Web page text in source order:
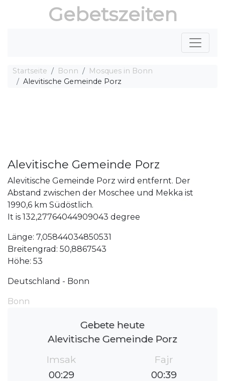
Gebetszeiten
Startseite Bonn
Mosques in Bonn
Alevitische Gemeinde Porz
Alevitische Gemeinde Porz
Alevitische Gemeinde Porz wird entfernt. Der
Abstand zwischen der Moschee und Mekka ist
1990,6 km Südöstlich.
It is 132,27764044909043 degree
Länge: 7,05844034850531
Breitengrad: 50,8867543
Höhe: 53
Deutschland - Bonn
Bonn
Gebete heute
Alevitische Gemeinde Porz
Imsak
00:29
Fajr
00:39